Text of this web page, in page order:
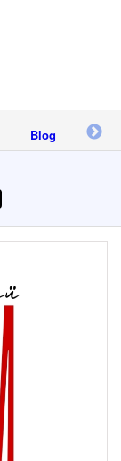
Blog